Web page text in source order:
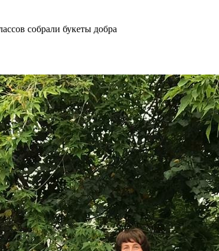
собрали букеты добра